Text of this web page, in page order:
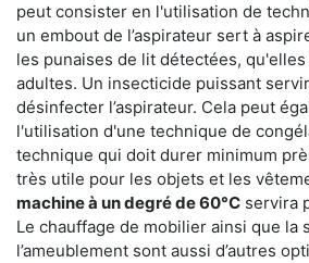
peut consister en l'utilisation de
un embout de l’aspirateur sert à
les punaises de lit détectées,
adultes. Un insecticide puissant
désinfecter l’aspirateur. Cela peut
l'utilisation d'une technique de
technique qui doit durer minimum
très utile pour les objets et les
machine à un degré de 60°C servira
Le chauffage de mobilier ainsi que la
l’ameublement sont aussi d’autres